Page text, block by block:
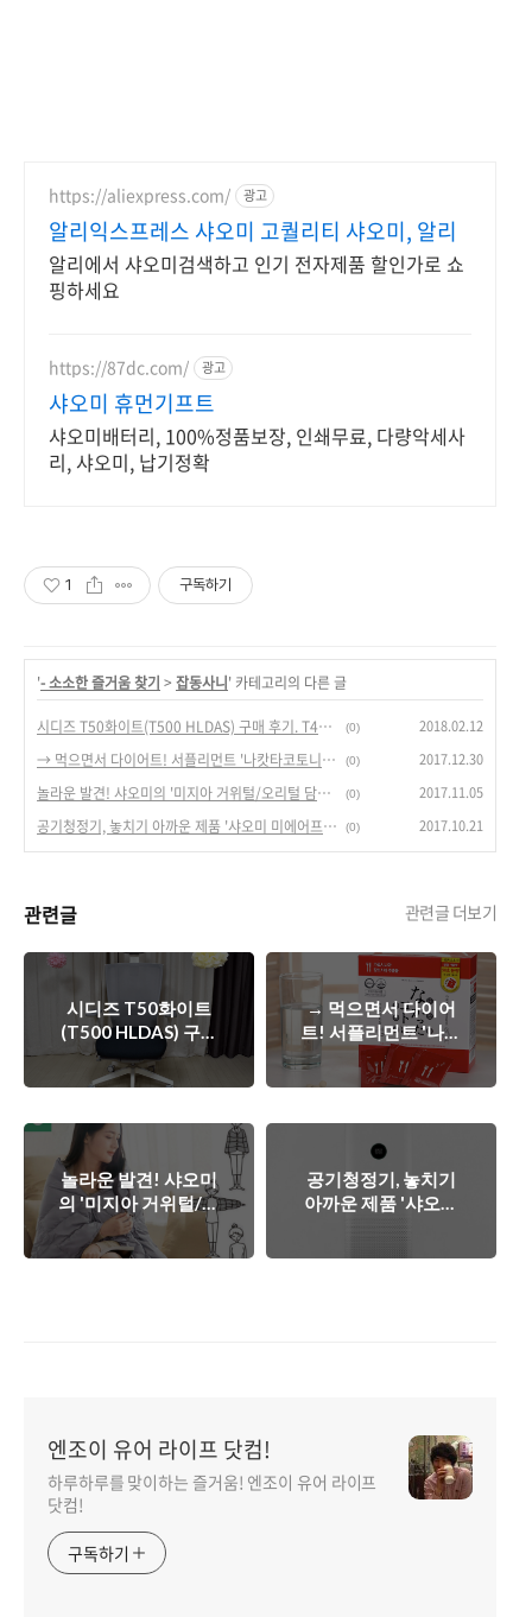
https://aliexpress.com/ 광고
알리익스프레스 샤오미 고퀄리티 샤오미, 알리
알리에서 샤오미검색하고 인기 전자제품 할인가로 쇼
핑하세요
https://87dc.com/ 광고
샤오미 휴먼기프트
샤오미배터리, 100%정품보장, 인쇄무료, 다량악세사
리, 샤오미, 납기정확
1 구독하기
'- 소소한 즐거움 찾기 > 잡동사니' 카테고리의 다른 글
시디즈 T50화이트(T500 HLDAS) 구매 후기. T40과 비교 평가 리뷰. (0) 2018.02.12
→ 먹으면서 다이어트! 서플리먼트 '나캇타코토니' 일본 직배송 going on a diet with eating! 'Nakatta Kotoni' (0) 2017.12.30
놀라운 발견! 샤오미의 '미지아 거위털/오리털 담요', 겨울 필수 아이템? (0) 2017.11.05
공기청정기, 놓치기 아까운 제품 '샤오미 미에어프로' 핫딜! (0) 2017.10.21
관련글 관련글 더보기
시디즈 T50화이트
(T500 HLDAS) 구매
후기. T40과 비교 평
가 리뷰.
→ 먹으면서 다이어
트! 서플리먼트 '나캇
타코토니' 일본 직배
송 going on a diet
'Nakatta Kotoni'
놀라운 발견! 샤오미
의 '미지아 거위털/오
리털 담요', 겨울 필수
아이템?
공기청정기, 놓치기
아까운 제품 '샤오미
엔조이 유어 라이프 닷컴!
하루하루를 맞이하는 즐거움! 엔조이 유어 라이프
닷컴!
구독하기